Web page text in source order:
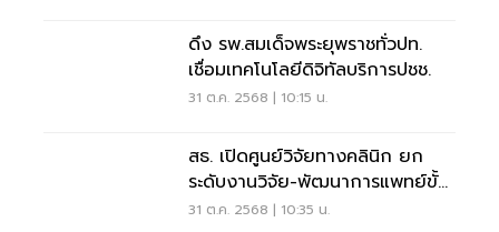
ดึง รพ.สมเด็จพระยุพราชทั่วปท.
เชื่อมเทคโนโลยีดิจิทัลบริการปชช.
31 ต.ค. 2568 | 10:15 น.
สธ. เปิดศูนย์วิจัยทางคลินิก ยก
ระดับงานวิจัย-พัฒนาการแพทย์ขั้น
สูง
31 ต.ค. 2568 | 10:35 น.